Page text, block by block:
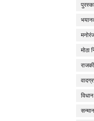
मोठा
विधान
सन्मान